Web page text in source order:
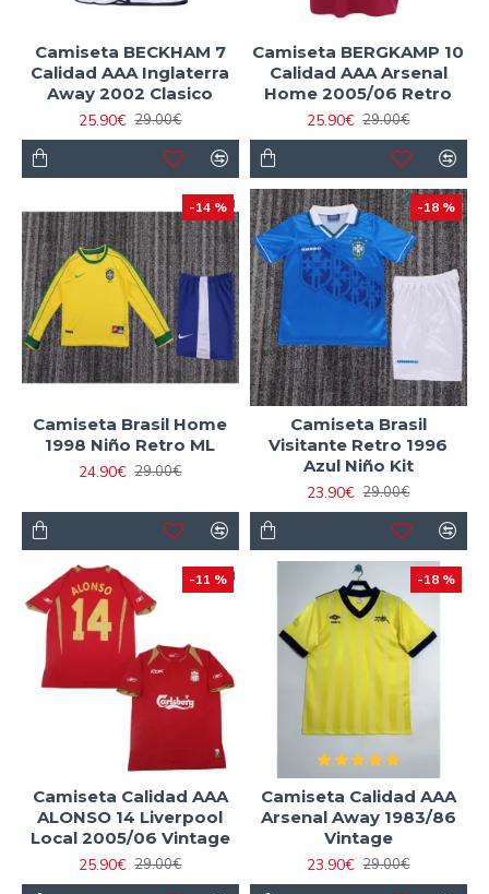
Camiseta BECKHAM 7
Calidad AAA Inglaterra
Away 2002 Clasico
25.90€ 29.00€
Camiseta BERGKAMP 10
Calidad AAA Arsenal
Home 2005/06 Retro
25.90€ 29.00€
-14 %
Camiseta Brasil Home
1998 Niño Retro ML
24.90€ 29.00€
-18 %
Camiseta Brasil
Visitante Retro 1996
Azul Niño Kit
23.90€ 29.00€
-11 %
Camiseta Calidad AAA
ALONSO 14 Liverpool
Local 2005/06 Vintage
25.90€ 29.00€
-18 %
Camiseta Calidad AAA
Arsenal Away 1983/86
Vintage
23.90€ 29.00€